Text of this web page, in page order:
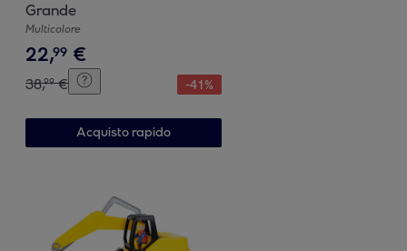
Grande
Multicolore
22,99 €
38,99 € -41%
Acquisto rapido